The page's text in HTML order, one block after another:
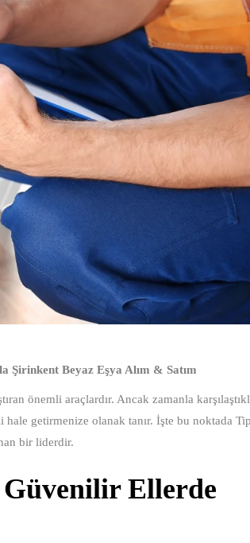
Şirinkent Beyaz Eşya Alım & Satım
önemli araçlardır. Ancak zamanla
getirmenize olanak tanır. İşte bu noktada
bir liderdir.
Ellerde